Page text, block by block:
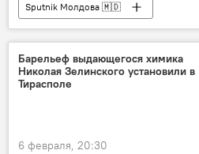
Sputnik Молдова 🇲🇩
Барельеф выдающегося химика
Николая Зелинского установили в
Тирасполе
6 февраля, 20:30